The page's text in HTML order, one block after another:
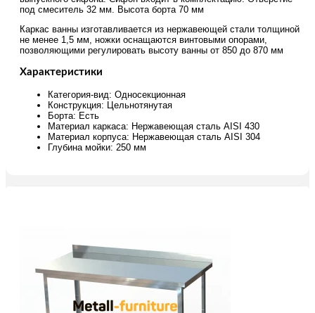
под смеситель 32 мм. Высота борта 70 мм
Каркас ванны изготавливается из нержавеющей стали толщиной
не менее 1,5 мм, ножки оснащаются винтовыми опорами,
позволяющими регулировать высоту ванны от 850 до 870 мм
Характеристики
Категория-вид: Односекционная
Конструкция: Цельнотянутая
Борта: Есть
Материал каркаса: Нержавеющая сталь AISI 430
Материал корпуса: Нержавеющая сталь AISI 304
Глубина мойки: 250 мм